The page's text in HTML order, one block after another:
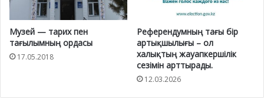
Музей — тарих пен
тағылымның ордасы
17.05.2018
Референдумның тағы бір
артықшылығы – ол
халықтың жауапкершілік
сезімін арттырады.
12.03.2026